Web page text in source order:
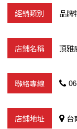
品牌
頂雅
台